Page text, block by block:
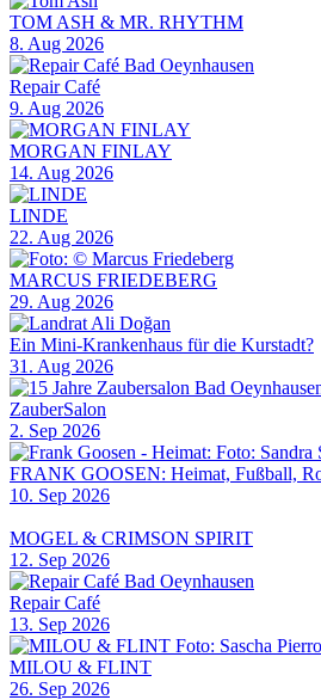
TOM ASH & MR. RHYTHM
8. Aug 2026
Repair Café
9. Aug 2026
MORGAN FINLAY
14. Aug 2026
LINDE
22. Aug 2026
MARCUS FRIEDEBERG
29. Aug 2026
Ein Mini-Krankenhaus für die Kurstadt?
31. Aug 2026
ZauberSalon
2. Sep 2026
FRANK GOOSEN: Heimat, Fußball,
10. Sep 2026
MOGEL & CRIMSON SPIRIT
12. Sep 2026
Repair Café
13. Sep 2026
MILOU & FLINT
26. Sep 2026